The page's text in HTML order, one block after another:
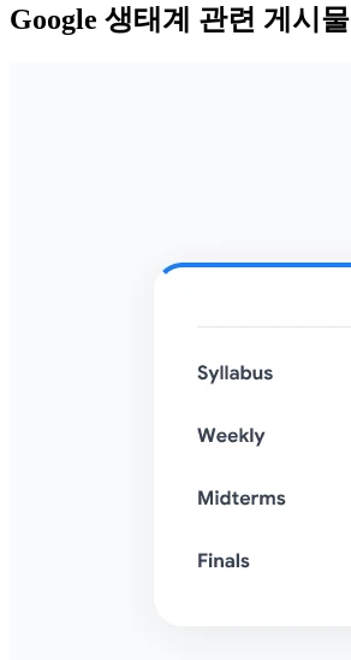
Google 생태계 관련 게시물